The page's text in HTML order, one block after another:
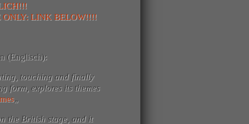
ONLY: LINK BELOW!!!!
(Englisch):
touching and finally
form, explores its themes
„
the British stage, and it